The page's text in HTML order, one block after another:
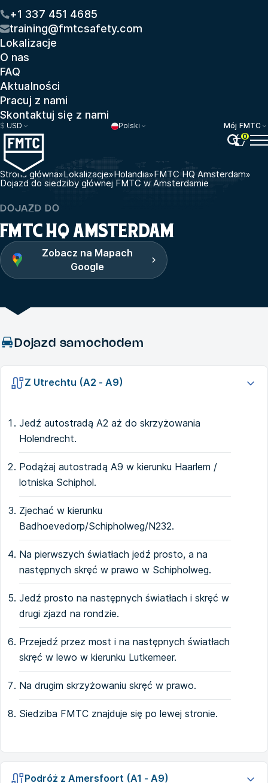
+1 337 451 4685
training@fmtcsafety.com
Lokalizacje
O nas
FAQ
Aktualności
Pracuj z nami
Skontaktuj się z nami
$ USD Polski
Mój FMTC
0
Strona główna»Lokalizacje»Holandia»FMTC HQ Amsterdam»
Dojazd do siedziby głównej FMTC w Amsterdamie
DOJAZD DO
FMTC HQ AMSTERDAM
Zobacz na Mapach
Google
Dojazd samochodem
Z Utrechtu (A2 - A9)
Jedź autostradą A2 aż do skrzyżowania
Holendrecht.
Podążaj autostradą A9 w kierunku Haarlem /
lotniska Schiphol.
Zjechać w kierunku
Badhoevedorp/Schipholweg/N232.
Na pierwszych światłach jedź prosto, a na
następnych skręć w prawo w Schipholweg.
Jedź prosto na następnych światłach i skręć w
drugi zjazd na rondzie.
Przejedź przez most i na następnych światłach
skręć w lewo w kierunku Lutkemeer.
Na drugim skrzyżowaniu skręć w prawo.
Siedziba FMTC znajduje się po lewej stronie.
Podróż z Amersfoort (A1 - A9)